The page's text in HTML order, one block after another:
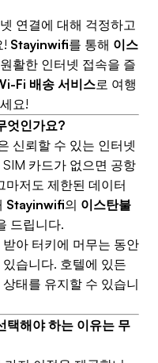
연결에 대해 걱정하고
! Stayinwifi를 통해 이스
활한 인터넷 접속을 즐
Fi 배송 서비스로 여행
요!
엇인가요?
신뢰할 수 있는 인터넷
카드가 없으면 공항
마저도 제한된 데이터
Stayinwifi의 이스탄불
드립니다.
아 터키에 머무는 동안
습니다. 호텔에 있든
태를 유지할 수 있습니
택해야 하는 이유는 무